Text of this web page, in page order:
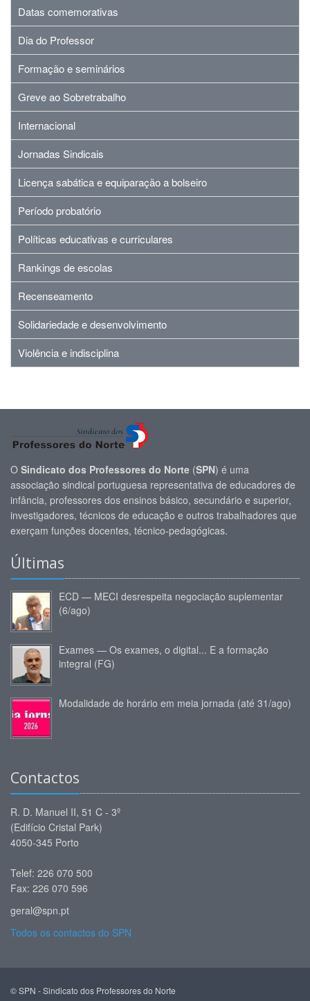
Datas comemorativas
Dia do Professor
Formação e seminários
Greve ao Sobretrabalho
Internacional
Jornadas Sindicais
Licença sabática e equiparação a bolseiro
Período probatório
Políticas educativas e curriculares
Rankings de escolas
Recenseamento
Solidariedade e desenvolvimento
Violência e indisciplina
O Sindicato dos Professores do Norte (SPN) é uma
associação sindical portuguesa representativa de educadores de
infância, professores dos ensinos básico, secundário e superior,
investigadores, técnicos de educação e outros trabalhadores que
exerçam funções docentes, técnico-pedagógicas.
Últimas
ECD — MECI desrespeita negociação suplementar
(6/ago)
Exames — Os exames, o digital... E a formação
integral (FG)
Modalidade de horário em meia jornada (até 31/ago)
Contactos
R. D. Manuel II, 51 C - 3º
(Edifício Cristal Park)
4050-345 Porto
Telef: 226 070 500
Fax: 226 070 596
geral@spn.pt
Todos os contactos do SPN
© SPN - Sindicato dos Professores do Norte